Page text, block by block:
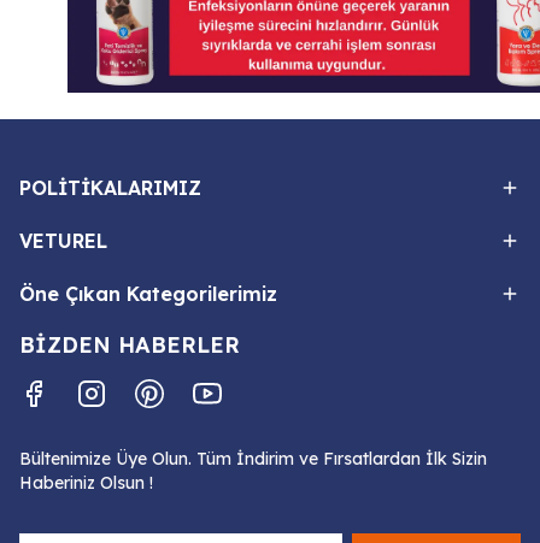
POLİTİKALARIMIZ
VETUREL
Öne Çıkan Kategorilerimiz
BİZDEN HABERLER
Bültenimize Üye Olun. Tüm İndirim ve Fırsatlardan İlk Sizin
Haberiniz Olsun !